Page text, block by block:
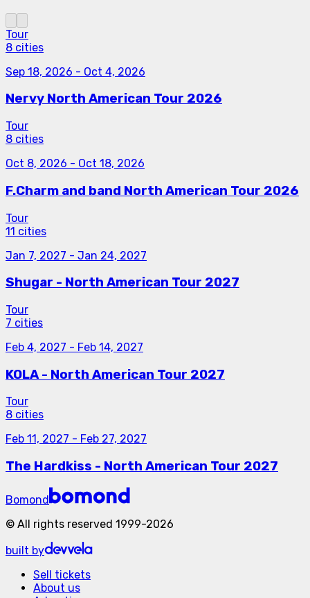
Tour
8 cities
Sep 18, 2026 - Oct 4, 2026
Nervy North American Tour 2026
Tour
8 cities
Oct 8, 2026 - Oct 18, 2026
F.Charm and band North American Tour 2026
Tour
11 cities
Jan 7, 2027 - Jan 24, 2027
Shugar - North American Tour 2027
Tour
7 cities
Feb 4, 2027 - Feb 14, 2027
KOLA - North American Tour 2027
Tour
8 cities
Feb 11, 2027 - Feb 27, 2027
The Hardkiss - North American Tour 2027
Bomond
© All rights reserved 1999-2026
built by
Sell tickets
About us